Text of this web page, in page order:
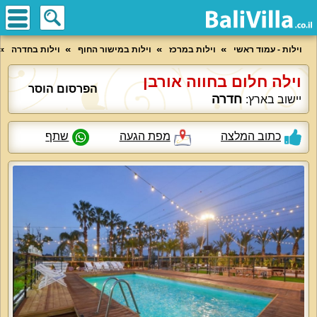
וילות - עמוד ראשי וילות במרכז וילות במישור החוף וילות בחדרה
וילה חלום בחווה אורבן
יישוב בארץ: חדרה
הפרסום הוסר
כתוב המלצה מפת הגעה שתף